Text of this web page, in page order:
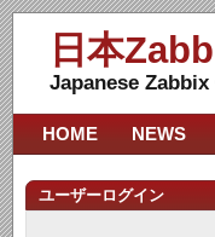
日本
Japanese
HOME NEWS
ユーザーログイン